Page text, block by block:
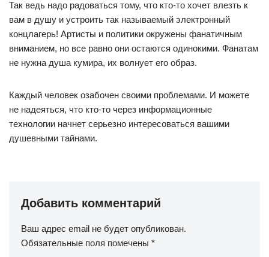
Так ведь надо радоваться тому, что кто-то хочет влезть к
вам в душу и устроить так называемый электронный
концлагерь! Артисты и политики окружены фанатичным
вниманием, но все равно они остаются одинокими. Фанатам
не нужна душа кумира, их волнует его образ.
Каждый человек озабочен своими проблемами. И можете
не надеяться, что кто-то через информационные
технологии начнет серьезно интересоваться вашими
душевными тайнами.
Добавить комментарий
Ваш адрес email не будет опубликован.
Обязательные поля помечены *